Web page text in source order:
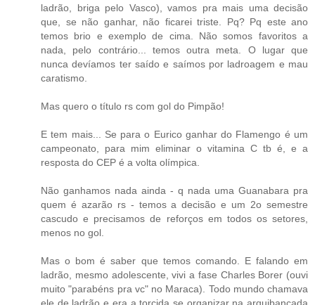
ladrão, briga pelo Vasco), vamos pra mais uma decisão
que, se não ganhar, não ficarei triste. Pq? Pq este ano
temos brio e exemplo de cima. Não somos favoritos a
nada, pelo contrário... temos outra meta. O lugar que
nunca devíamos ter saído e saímos por ladroagem e mau
caratismo.
Mas quero o título rs com gol do Pimpão!
E tem mais... Se para o Eurico ganhar do Flamengo é um
campeonato, para mim eliminar o vitamina C tb é, e a
resposta do CEP é a volta olímpica.
Não ganhamos nada ainda - q nada uma Guanabara pra
quem é azarão rs - temos a decisão e um 2o semestre
cascudo e precisamos de reforços em todos os setores,
menos no gol.
Mas o bom é saber que temos comando. E falando em
ladrão, mesmo adolescente, vivi a fase Charles Borer (ouvi
muito "parabéns pra vc" no Maraca). Todo mundo chamava
ele de ladrão e era a torcida se organizar na arquibancada